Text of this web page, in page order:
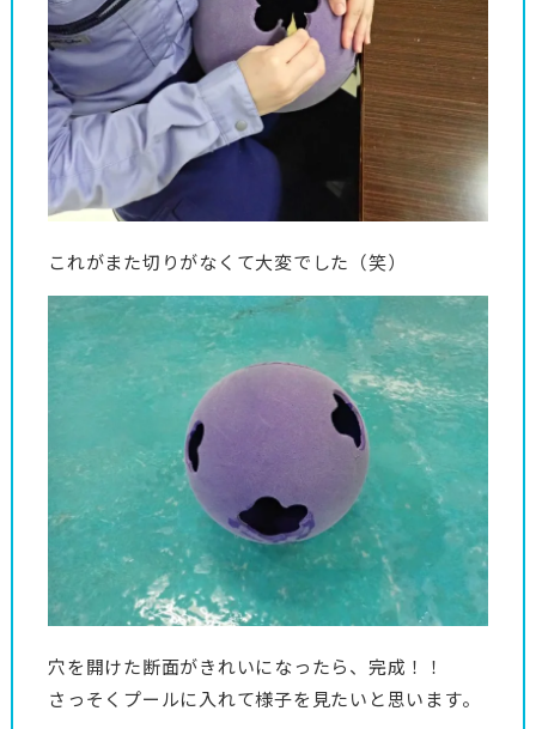
これがまた切りがなくて大変でした（笑）
穴を開けた断面がきれいになったら、完成！！
さっそくプールに入れて様子を見たいと思います。